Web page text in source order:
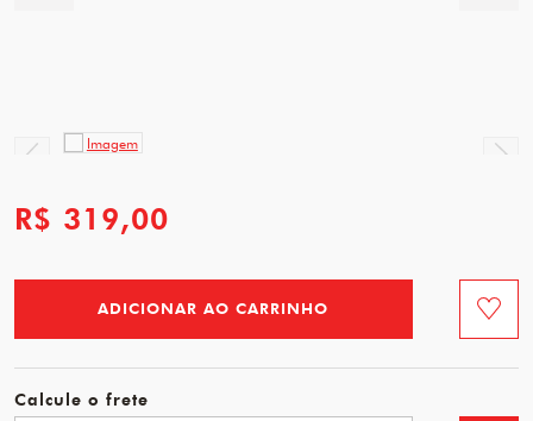
R$ 319,00
ADICIONAR AO CARRINHO
Calcule o frete